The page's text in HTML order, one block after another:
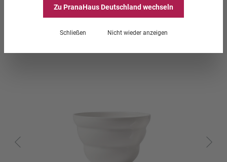
Schale „Shinno“, Blume
des Lebens
Zu PranaHausDeutschland wechseln
Schließen Nicht wieder anzeigen